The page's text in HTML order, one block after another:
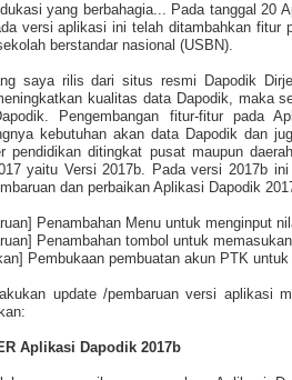
yang berbahagia... Pada tanggal 20
versi aplikasi ini telah ditambahkan fitur
berstandar nasional (USBN).
saya rilis dari situs resmi Dapodik
kualitas data Dapodik, maka
Pengembangan fitur-fitur pada
kebutuhan akan data Dapodik dan
pendidikan ditingkat pusat maupun
yaitu Versi 2017b. Pada versi 2017b
dan perbaikan Aplikasi Dapodik
Penambahan Menu untuk menginput
Penambahan tombol untuk
Pembukaan pembuatan akun PTK
update /pembaruan versi aplikasi
Aplikasi Dapodik 2017b